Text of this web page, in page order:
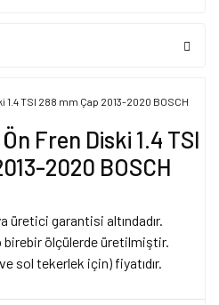
Fren Diski 1.4 TSI
2020 BOSCH
üretici garantisi altındadır.
birebir ölçülerde üretilmiştir.
sol tekerlek için) fiyatıdır.